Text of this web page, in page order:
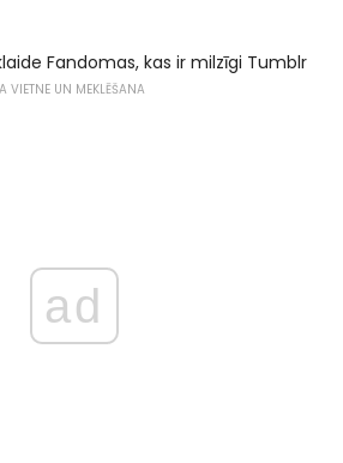
Fandomas, kas ir milzīgi Tumblr
VIETNE UN MEKLĒŠANA
ad